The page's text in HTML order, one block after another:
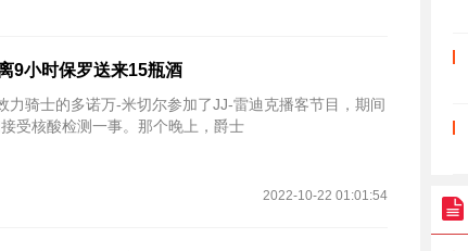
9小时保罗送来15瓶酒
骑士的多诺万-米切尔参加了JJ-雷迪克播客节目，期间
受核酸检测一事。那个晚上，爵士
2022-10-22 01:01:54